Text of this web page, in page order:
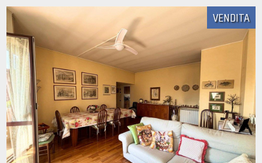
VENDITA